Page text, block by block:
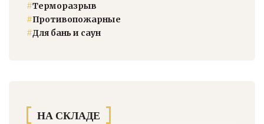
#Терморазрыв
#Противопожарные
#Для бань и саун
НА СКЛАДЕ